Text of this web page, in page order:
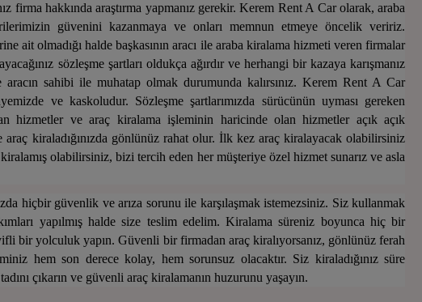
firma hakkında araştırma yapmanız gerekir. Kerem Rent A Car olarak, araba
güvenini kazanmaya ve onları memnun etmeye öncelik veririz.
ait olmadığı halde başkasının aracı ile araba kiralama hizmeti veren firmalar
sözleşme şartları oldukça ağırdır ve herhangi bir kazaya karışmanız
sahibi ile muhatap olmak durumunda kalırsınız. Kerem Rent A Car
ve kaskoludur. Sözleşme şartlarımızda sürücünün uyması gereken
hizmetler ve araç kiralama işleminin haricinde olan hizmetler açık açık
kiraladığınızda gönlünüz rahat olur. İlk kez araç kiralayacak olabilirsiniz
olabilirsiniz, bizi tercih eden her müşteriye özel hizmet sunarız ve asla
hiçbir güvenlik ve arıza sorunu ile karşılaşmak istemezsiniz. Siz kullanmak
yapılmış halde size teslim edelim. Kiralama süreniz boyunca hiç bir
bir yolculuk yapın. Güvenli bir firmadan araç kiralıyorsanız, gönlünüz ferah
hem son derece kolay, hem sorunsuz olacaktır. Siz kiraladığınız süre
çıkarın ve güvenli araç kiralamanın huzurunu yaşayın.